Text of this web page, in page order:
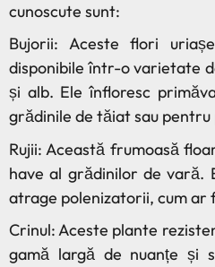
cunoscute sunt:
Bujorii: Aceste flori
disponibile într-o varietate
și alb. Ele înfloresc
grădinile de tăiat sau
Rujii: Această frumoasă
have al grădinilor de vară.
atrage polenizatorii, cum ar
Crinul: Aceste plante
gamă largă de nuanțe și